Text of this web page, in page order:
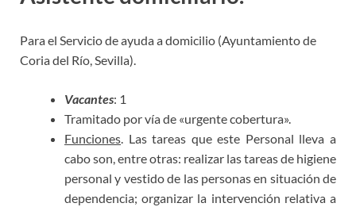
Para el Servicio de ayuda a domicilio (Ayuntamiento de
Coria del Río, Sevilla).
Vacantes: 1
Tramitado por vía de «urgente cobertura».
Funciones . Las tareas que este Personal lleva a
cabo son, entre otras: realizar las tareas de higiene
personal y vestido de las personas en situación de
dependencia; organizar la intervención relativa a